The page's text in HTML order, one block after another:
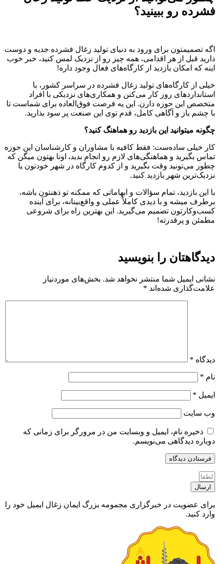
فشرده رو ببینید؟
اگه تصمیمتون برای ورود به دنیای تولید زغال فشرده جدیه و دوست
دارید قبل از هر اقدامی، همه چیز رو از نزدیک لمس کنید، خبر خوب
اینه که امکان بازدید از کارگاه‌های فعال وجود داره!
خیلی از کارگاه‌های تولید زغال فشرده در سراسر کشور، با
استانداردهای روز کار می‌کنن و همکاری‌های نزدیکی با افراد
متخصص این حوزه دارن. این یه فرصت فوق‌العاده برای شماست تا
با چشم باز و آگاهی کامل، قدم توی این صنعت پر سود بذارید.
چگونه میتوانید این بازدید رو هماهنگ کنید؟
کار خیلی ساده‌ست: فقط کافیه با مشاوران و کارشناسان این حوزه
تماس بگیرید و هماهنگی‌های لازم رو انجام بدید. اونا بهتون میگن که
چطور می‌تونید وقت بگیرید و از کدوم کارگاه در شهر خودتون یا
نزدیک‌ترین شهر بازدید کنید.
با این بازدید، تمام سؤالات و ابهاماتی که ممکنه تو ذهنتون باشه،
برطرف میشه و با دیدی کاملاً عملی و واقع‌بینانه، برای آینده
کسب‌وکارتون تصمیم می‌گیرید. این بهترین راه برای شروعی
مطمئن و پرقدرته!
دیدگاهتان را بنویسید
نشانی ایمیل شما منتشر نخواهد شد. بخش‌های موردنیاز
علامت‌گذاری شده‌اند *
دیدگاه *
نام *
ایمیل *
وب‌ سایت
ذخیره نام، ایمیل و وبسایت من در مرورگر برای زمانی که
دوباره دیدگاهی می‌نویسم.
ارسال
برای عضویت در خبرگزاری مجمومه بزرگ ایمان زغال ایمیل خود را
وارد کنید.